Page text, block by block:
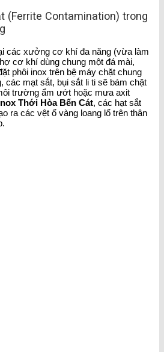
(Ferrite Contamination) trong
các xưởng cơ khí đa năng (vừa làm
cơ khí dùng chung một đá mài,
phôi inox trên bệ máy chặt chung
các mạt sắt, bụi sắt li ti sẽ bám chặt
trường ẩm ướt hoặc mưa axit
Thới Hòa Bến Cát, các hạt sắt
ra các vệt ố vàng loang lổ trên thân